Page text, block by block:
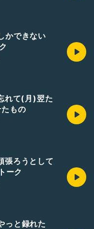
できない
て(月)翌た
もの
ろうとして
ーク
と録れた